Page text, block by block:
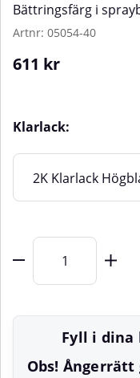
Bättringsfärg i
Artnr: 05054-40
611 kr
Klarlack:
Fyll i dina
Obs!